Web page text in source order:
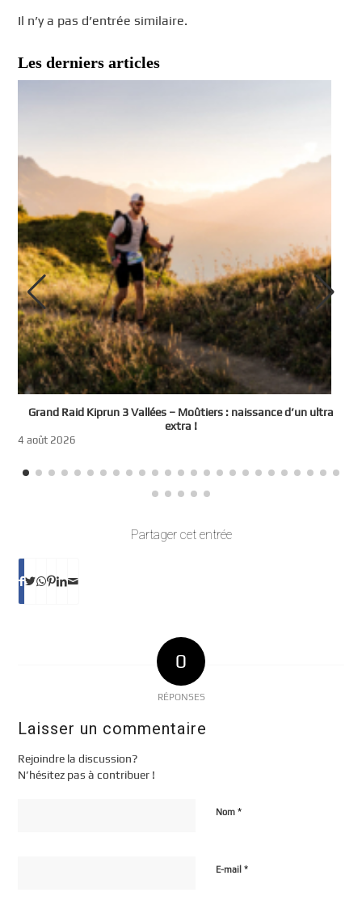
Il n’y a pas d’entrée similaire.
Les derniers articles
Grand Raid Kiprun 3 Vallées – Moûtiers : naissance d’un ultra
extra !
4 août 2026
Partager cet entrée
0
RÉPONSES
Laisser un commentaire
Rejoindre la discussion?
N’hésitez pas à contribuer !
Nom*
E-mail*